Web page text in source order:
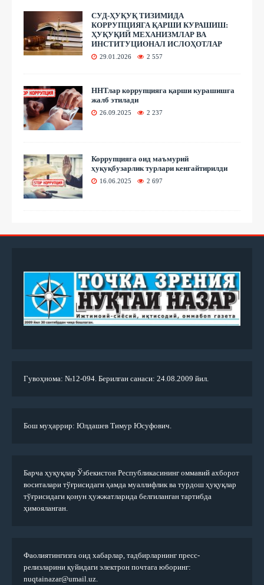
СУД-ҲУҚУҚ ТИЗИМИДА
КОРРУПЦИЯГА ҚАРШИ КУРАШИШ:
ҲУҚУҚИЙ МЕХАНИЗМЛАР ВА
ИНСТИТУЦИОНАЛ ИСЛОҲОТЛАР
29.01.2026 2 557
ННТлар коррупцияга қарши курашишга
жалб этилади
26.09.2025 2 237
Коррупцияга оид маъмурий
ҳуқуқбузарлик турлари кенгайтирилди
16.06.2025 2 697
Гувоҳнома: №12-094. Берилган санаси: 24.08.2009 йил.
Бош муҳаррир: Юлдашев Тимур Юсуфович.
Барча ҳуқуқлар Ўзбекистон Республикасининг оммавий ахборот
воситалари тўғрисидаги ҳамда муаллифлик ва турдош ҳуқуқлар
тўғрисидаги қонун ҳужжатларида белгиланган тартибда
ҳимояланган.
Фаолиятингизга оид хабарлар, тадбирларнинг пресс-
релизларини қуйидаги электрон почтага юборинг:
nuqtainazar@umail.uz.